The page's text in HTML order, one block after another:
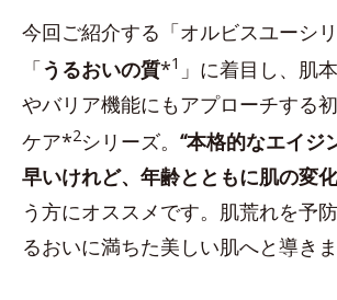
今回ご紹介する「オルビスユーシリ
「うるおいの質*1 」に着目し、肌
やバリア機能にもアプローチする
ケア*2シリーズ。 “本格的なエイジ
早いけれど、年齢とともに肌の変
う方にオススメです。肌荒れを予
るおいに満ちた美しい肌へと導きま